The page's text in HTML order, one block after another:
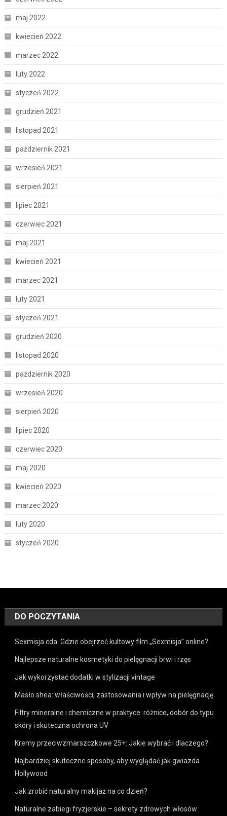
maj 2022
kwiecień 2022
marzec 2022
luty 2022
styczeń 2022
grudzień 2021
listopad 2021
październik 2021
wrzesień 2021
sierpień 2021
lipiec 2021
czerwiec 2021
maj 2021
kwiecień 2021
marzec 2021
luty 2021
styczeń 2021
grudzień 2020
listopad 2020
październik 2020
wrzesień 2020
sierpień 2020
lipiec 2020
czerwiec 2020
maj 2020
kwiecień 2020
marzec 2020
luty 2020
styczeń 2020
DO POCZYTANIA
Sexmisja cda: Gdzie obejrzeć kultowy film „Sexmisja” online?
Najlepsze naturalne kosmetyki do pielęgnacji brwi i rzęs
Jak wykorzystać dodatki w stylizacji vintage
Masło shea: właściwości, zastosowania i wpływ na pielęgnację
Filtry mineralne i chemiczne w praktyce: różnice, dobór do typu
skóry i skuteczna ochrona UV
Kremy przeciwzmarszczkowe 25+: Jakie wybrać i dlaczego?
Najbardziej skuteczne sposoby, aby wyglądać jak gwiazda
Hollywood
Jak zrobić naturalny makijaż na co dzień?
Naturalne zabiegi fryzjerskie – sekrety zdrowych włosów